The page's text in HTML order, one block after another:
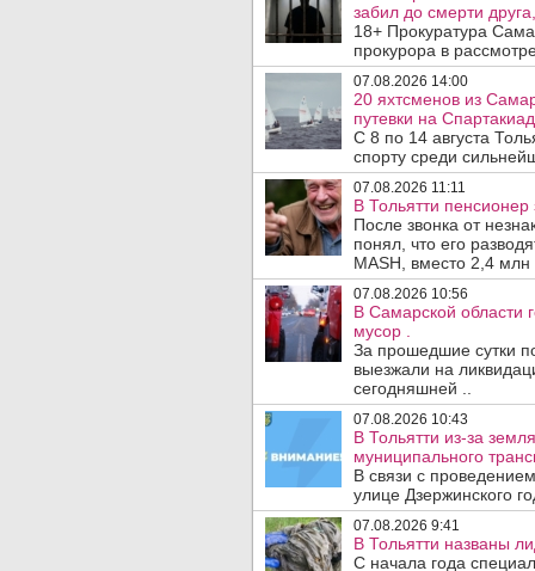
забил до смерти
18+ Прокуратура
прокурора в
07.08.2026 14:00
20 яхтсменов из
путевки на
С 8 по 14 августа
спорту среди
07.08.2026 11:11
В Тольятти
После звонка от
понял, что его
MASH, вместо 2,4 млн
07.08.2026 10:56
В Самарской области
мусор .
За прошедшие сутки
выезжали на
сегодняшней ..
07.08.2026 10:43
В Тольятти из-за
муниципального
В связи с
улице Дзержинского
07.08.2026 9:41
В Тольятти названы
С начала года